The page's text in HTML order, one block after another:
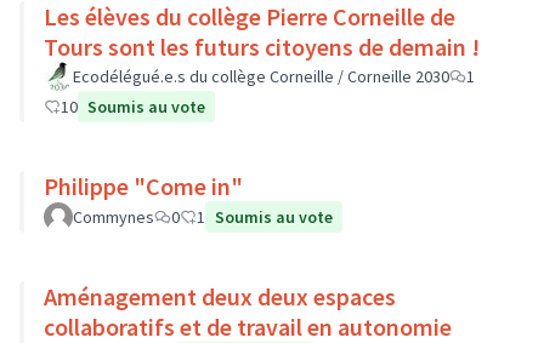
Les élèves du collège Pierre Corneille de
Tours sont les futurs citoyens de demain !
Ecodélégué.e.s du collège Corneille / Corneille 2030
1
10 Soumis au vote
Philippe "Come in"
Commynes 0 1 Soumis au vote
Aménagement deux deux espaces
collaboratifs et de travail en autonomie